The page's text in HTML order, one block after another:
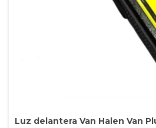
Luz delantera Van Halen Van